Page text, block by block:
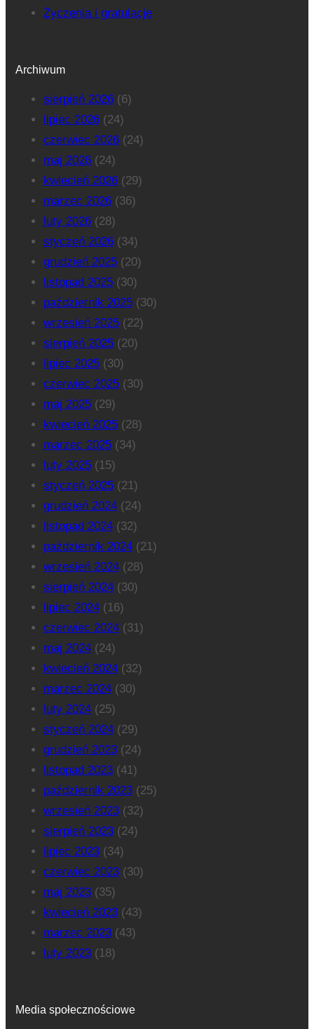
Życzenia i gratulacje
Archiwum
sierpień 2026(6)
lipiec 2026(24)
czerwiec 2026(24)
maj 2026(24)
kwiecień 2026(29)
marzec 2026(36)
luty 2026(28)
styczeń 2026(34)
grudzień 2025(20)
listopad 2025(30)
październik 2025(30)
wrzesień 2025(22)
sierpień 2025(20)
lipiec 2025(30)
czerwiec 2025(30)
maj 2025(29)
kwiecień 2025(28)
marzec 2025(34)
luty 2025(15)
styczeń 2025(21)
grudzień 2024(24)
listopad 2024(32)
październik 2024(21)
wrzesień 2024(28)
sierpień 2024(30)
lipiec 2024(16)
czerwiec 2024(31)
maj 2024(24)
kwiecień 2024(32)
marzec 2024(30)
luty 2024(25)
styczeń 2024(29)
grudzień 2023(24)
listopad 2023(41)
październik 2023(25)
wrzesień 2023(32)
sierpień 2023(24)
lipiec 2023(34)
czerwiec 2023(30)
maj 2023(35)
kwiecień 2023(43)
marzec 2023(43)
luty 2023(18)
Media społecznościowe